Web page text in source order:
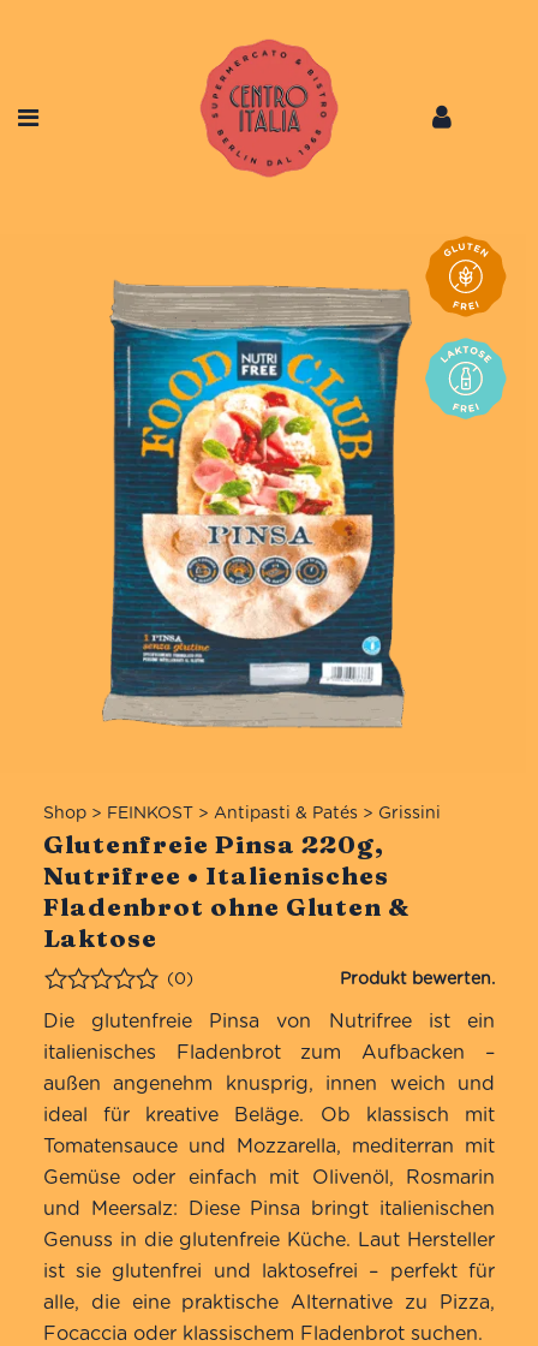
Shop> FEINKOST> Antipasti & Patés> Grissini
Glutenfreie Pinsa 220g,
Nutrifree • Italienisches
Fladenbrot ohne Gluten &
Laktose
Bewertet
(0)
Die glutenfreie Pinsa von Nutrifree ist ein
italienisches Fladenbrot zum Aufbacken –
außen angenehm knusprig, innen weich und
ideal für kreative Beläge. Ob klassisch mit
Tomatensauce und Mozzarella, mediterran mit
Gemüse oder einfach mit Olivenöl, Rosmarin
und Meersalz: Diese Pinsa bringt italienischen
Genuss in die glutenfreie Küche. Laut Hersteller
ist sie glutenfrei und laktosefrei – perfekt für
alle, die eine praktische Alternative zu Pizza,
Focaccia oder klassischem Fladenbrot suchen.